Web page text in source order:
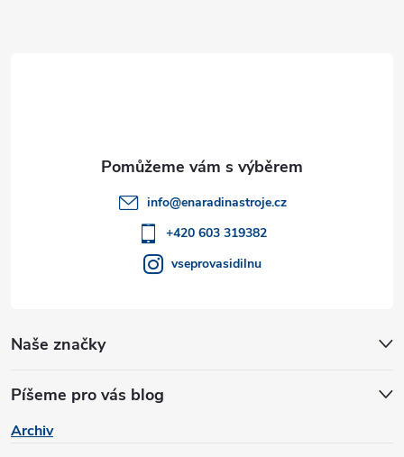
Naše značky
Píšeme pro vás blog
Archiv
info@enaradinastroje.cz
+420 603 319382
vseprovasidilnu